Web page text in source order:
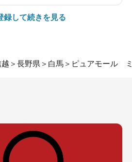
録して続きを見る
＞ 長野県 ＞ 白馬 ＞ ピュアモール